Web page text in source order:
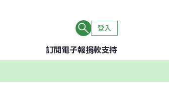
登入
訂閱電子報捐款支持